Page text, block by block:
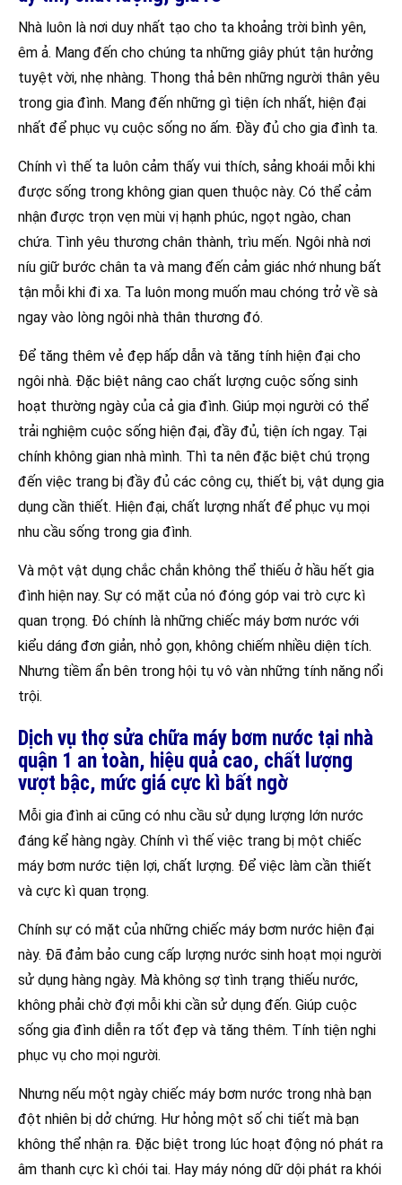
Nhà luôn là nơi duy nhất tạo cho ta khoảng trời bình yên,
êm ả. Mang đến cho chúng ta những giây phút tận hưởng
tuyệt vời, nhẹ nhàng. Thong thả bên những người thân yêu
trong gia đình. Mang đến những gì tiện ích nhất, hiện đại
nhất để phục vụ cuộc sống no ấm. Đầy đủ cho gia đình ta.
Chính vì thế ta luôn cảm thấy vui thích, sảng khoái mỗi khi
được sống trong không gian quen thuộc này. Có thể cảm
nhận được trọn vẹn mùi vị hạnh phúc, ngọt ngào, chan
chứa. Tình yêu thương chân thành, trìu mến. Ngôi nhà nơi
níu giữ bước chân ta và mang đến cảm giác nhớ nhung bất
tận mỗi khi đi xa. Ta luôn mong muốn mau chóng trở về sà
ngay vào lòng ngôi nhà thân thương đó.
Để tăng thêm vẻ đẹp hấp dẫn và tăng tính hiện đại cho
ngôi nhà. Đặc biệt nâng cao chất lượng cuộc sống sinh
hoạt thường ngày của cả gia đình. Giúp mọi người có thể
trải nghiệm cuộc sống hiện đại, đầy đủ, tiện ích ngay. Tại
chính không gian nhà mình. Thì ta nên đặc biệt chú trọng
đến việc trang bị đầy đủ các công cụ, thiết bị, vật dụng gia
dụng cần thiết. Hiện đại, chất lượng nhất để phục vụ mọi
nhu cầu sống trong gia đình.
Và một vật dụng chắc chắn không thể thiếu ở hầu hết gia
đình hiện nay. Sự có mặt của nó đóng góp vai trò cực kì
quan trọng. Đó chính là những chiếc máy bơm nước với
kiểu dáng đơn giản, nhỏ gọn, không chiếm nhiều diện tích.
Nhưng tiềm ẩn bên trong hội tụ vô vàn những tính năng nổi
trội.
Dịch vụ thợ sửa chữa máy bơm nước tại nhà
quận 1 an toàn, hiệu quả cao, chất lượng
vượt bậc, mức giá cực kì bất ngờ
Mỗi gia đình ai cũng có nhu cầu sử dụng lượng lớn nước
đáng kể hàng ngày. Chính vì thế việc trang bị một chiếc
máy bơm nước tiện lợi, chất lượng. Để việc làm cần thiết
và cực kì quan trọng.
Chính sự có mặt của những chiếc máy bơm nước hiện đại
này. Đã đảm bảo cung cấp lượng nước sinh hoạt mọi người
sử dụng hàng ngày. Mà không sợ tình trạng thiếu nước,
không phải chờ đợi mỗi khi cần sử dụng đến. Giúp cuộc
sống gia đình diễn ra tốt đẹp và tăng thêm. Tính tiện nghi
phục vụ cho mọi người.
Nhưng nếu một ngày chiếc máy bơm nước trong nhà bạn
đột nhiên bị dở chứng. Hư hỏng một số chi tiết mà bạn
không thể nhận ra. Đặc biệt trong lúc hoạt động nó phát ra
âm thanh cực kì chói tai. Hay máy nóng dữ dội phát ra khói